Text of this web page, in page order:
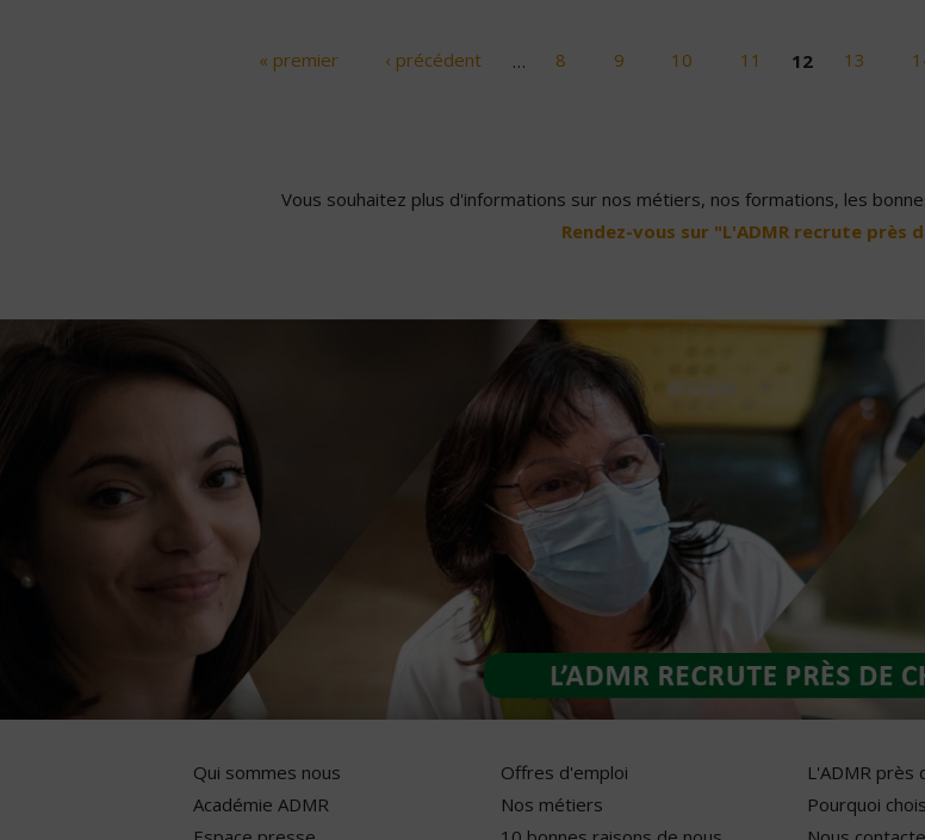
« premier ‹ précédent … 8 9 10 11 12 13
Vous souhaitez plus d'informations sur nos métiers, nos formations, les
Rendez-vous sur "L'ADMR recrute près
Qui sommes nous
Académie ADMR
Offres d'emploi
Nos métiers
L'ADMR près
Pourquoi